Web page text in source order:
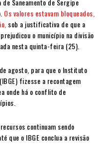
Saneamento de Sergipe
Os valores estavam bloqueados,
sob a justificativa de que a
o município na divisão
nesta quinta-feira (25).
agosto, para que o Instituto
fizesse a recontagem
onde há o conflito de
continuam sendo
que o IBGE conclua a revisão